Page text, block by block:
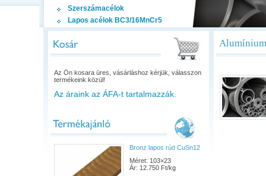
Szerszámacélok
Lapos acélok BC3/16MnCr5
Az Ön kosara üres, vásárláshoz kérjük, válasszon
termékeink közül!
Az áraink az ÁFA-t tartalmazzák.
Bronz lapos rúd CuSn12
Méret: 103×23
Ár: 12.750 Ft/kg